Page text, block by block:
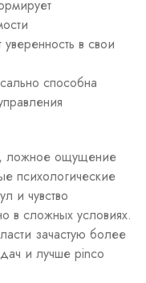
в свои
способна
ложное ощущение
психологические
и чувство
в сложных условиях.
зачастую более
и лучше pinco